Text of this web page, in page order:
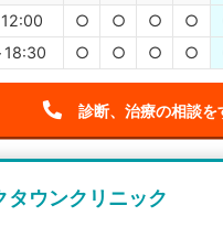
○ ○ ○ ○
18:30
○ ○ ○ ○
診断、治療の相談を
タウンクリニック